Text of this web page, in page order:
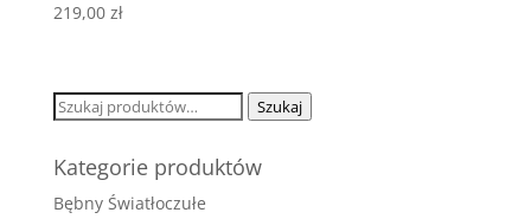
219,00 zł
Szukaj: Szukaj
Kategorie produktów
Bębny Światłoczułe